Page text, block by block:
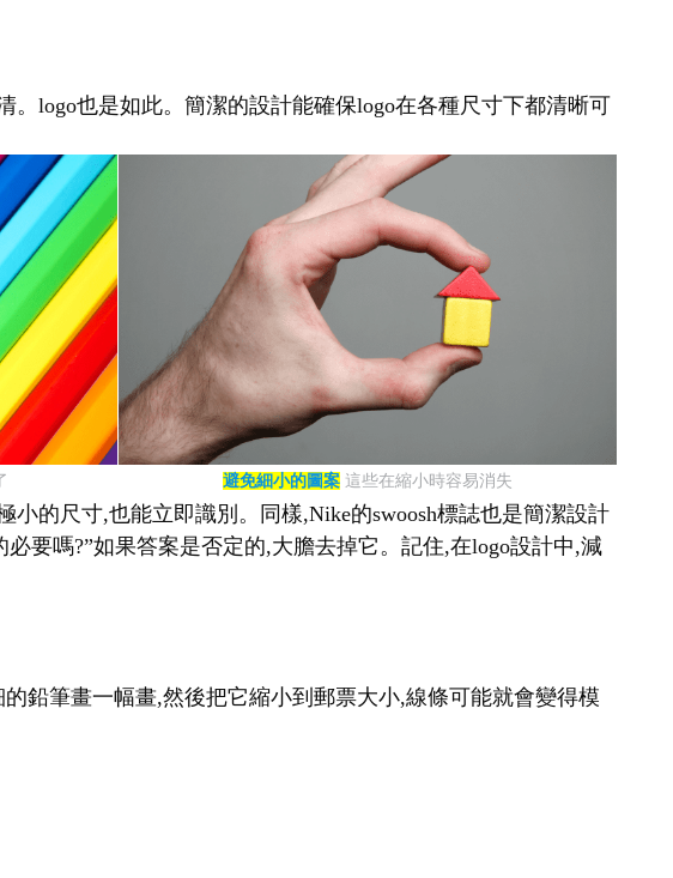
logo也是如此。簡潔的設計能確保logo在各種尺寸下都清晰可
避免細小的圖案這些在縮小時容易消失
的尺寸,也能立即識別。同樣,Nike的swoosh標誌也是簡潔設計
要嗎?”如果答案是否定的,大膽去掉它。記住,在logo設計中,減
鉛筆畫一幅畫,然後把它縮小到郵票大小,線條可能就會變得模